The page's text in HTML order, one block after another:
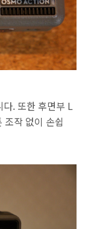
. 또한 후면부 L
조작 없이 손쉽